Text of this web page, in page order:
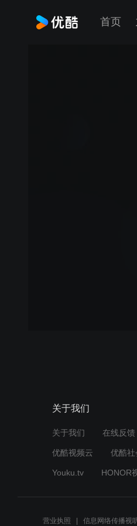
首页
关于我们
关于我们 在线反馈
优酷视频云 优酷
Youku.tv HONOR
营业执照 信息网络传播视